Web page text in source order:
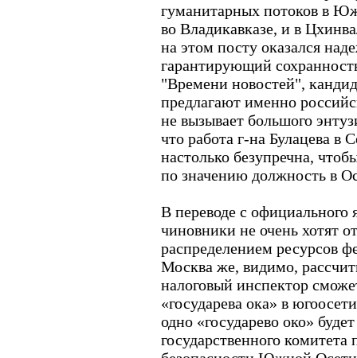
гуманитарных потоков в
во Владикавказе, и в
на этом посту оказался
гарантирующий
"Времени новостей",
предлагают именно
не вызывает большого
что работа г-на Булацева в
настолько безупречна,
по значению должность в
В переводе с официального
чиновники не очень хотят
распределением ресурсов
Москва же, видимо,
налоговый инспектор
«государева ока» в
одно «государево око»
государственного